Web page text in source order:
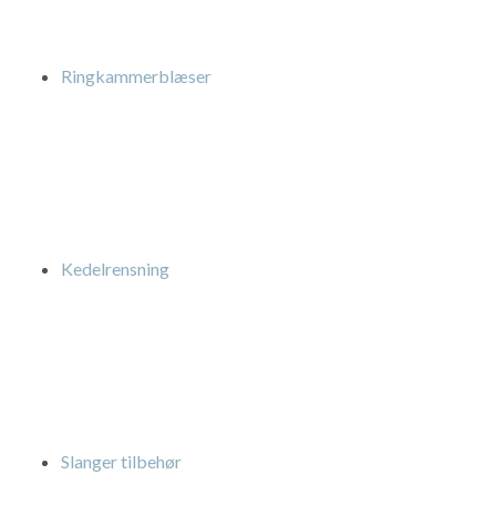
Ringkammerblæser
Kedelrensning
Slanger tilbehør